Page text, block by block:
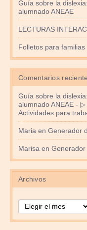
Guía sobre la
alumnado ANEAE
LECTURAS
Folletos para familias
Comentarios
Guía sobre la
alumnado ANEAE -
Actividades para
Maria en Generador
Marisa en
Archivos